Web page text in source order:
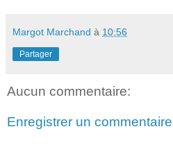
Margot Marchand à 10:56
Partager
Aucun commentaire:
Enregistrer un commentaire